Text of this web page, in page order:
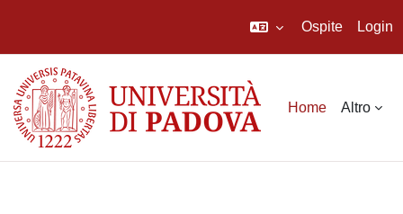
Ospite Login
Home Altro